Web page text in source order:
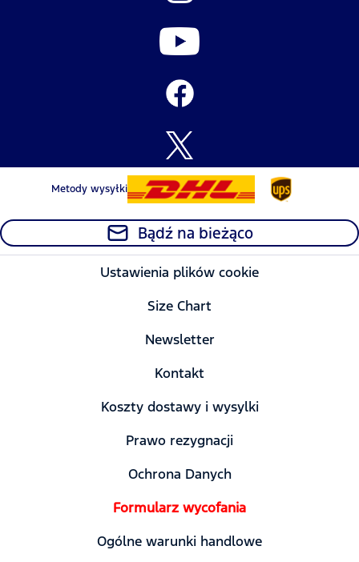
Metody wysyłki
Bądź na bieżąco
Ustawienia plików cookie
Size Chart
Newsletter
Kontakt
Koszty dostawy i wysylki
Prawo rezygnacji
Ochrona Danych
Formularz wycofania
Ogólne warunki handlowe